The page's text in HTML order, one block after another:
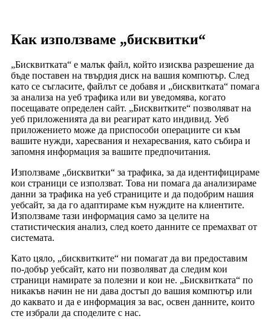
Как използваме „бисквитки“
„Бисквитката“ е малък файл, който изисква разрешение да
бъде поставен на твърдия диск на вашия компютър. След
като се съгласите, файлът се добавя и „бисквитката“ помага
за анализа на уеб трафика или ви уведомява, когато
посещавате определен сайт. „Бисквитките“ позволяват на
уеб приложенията да ви реагират като индивид. Уеб
приложението може да приспособи операциите си към
вашите нужди, харесвания и нехаресвания, като събира и
запомня информация за вашите предпочитания.
Използваме „бисквитки“ за трафика, за да идентифицираме
кои страници се използват. Това ни помага да анализираме
данни за трафика на уеб страниците и да подобрим нашия
уебсайт, за да го адаптираме към нуждите на клиентите.
Използваме тази информация само за целите на
статистическия анализ, след което данните се премахват от
системата.
Като цяло, „бисквитките“ ни помагат да ви предоставим
по-добър уебсайт, като ни позволяват да следим кои
страници намирате за полезни и кои не. „Бисквитката“ по
никакъв начин не ни дава достъп до вашия компютър или
до каквато и да е информация за вас, освен данните, които
сте избрали да споделите с нас.